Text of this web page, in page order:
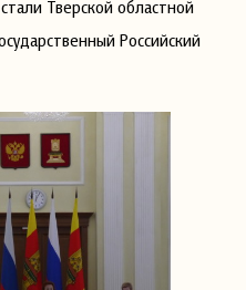
Тверской областной
Российский